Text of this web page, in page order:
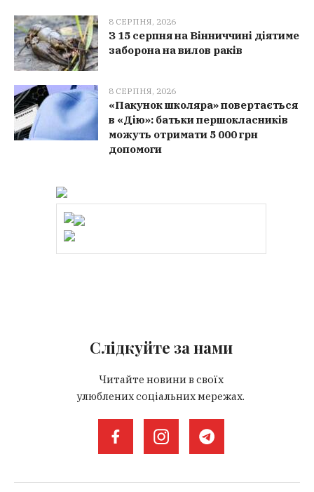
8 СЕРПНЯ, 2026
З 15 серпня на Вінниччині діятиме
заборона на вилов раків
8 СЕРПНЯ, 2026
«Пакунок школяра» повертається
в «Дію»: батьки першокласників
можуть отримати 5 000 грн
допомоги
Слідкуйте за нами
Читайте новини в своїх
улюблених соціальних мережах.